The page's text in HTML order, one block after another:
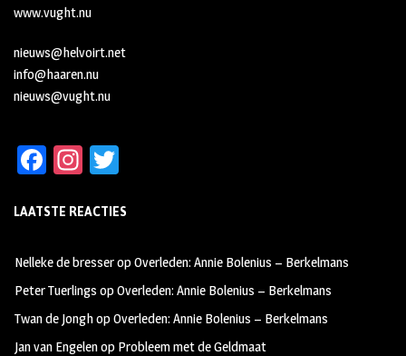
www.vught.nu
nieuws@helvoirt.net
info@haaren.nu
nieuws@vught.nu
Fa
b
oo
k
In
ag
m
tt
LAATSTE REACTIES
Nelleke de bresseropOverleden: Annie Bolenius – Berkelmans
Peter Tuerlings opOverleden: Annie Bolenius – Berkelmans
Twan de JonghopOverleden: Annie Bolenius – Berkelmans
Jan van Engelenop Probleem met de Geldmaat